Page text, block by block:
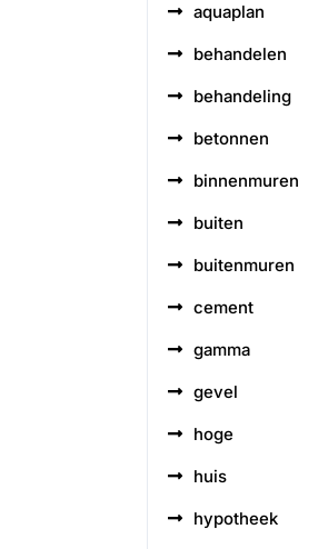
aquaplan
behandelen
behandeling
betonnen
binnenmuren
buiten
buitenmuren
cement
gamma
gevel
hoge
huis
hypotheek